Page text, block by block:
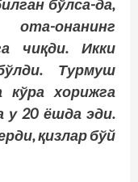
бўлса-да,
онанинг
чиқди. Икки
Турмуш
кўра хорижга
20 ёшда эди.
қизлар бўй